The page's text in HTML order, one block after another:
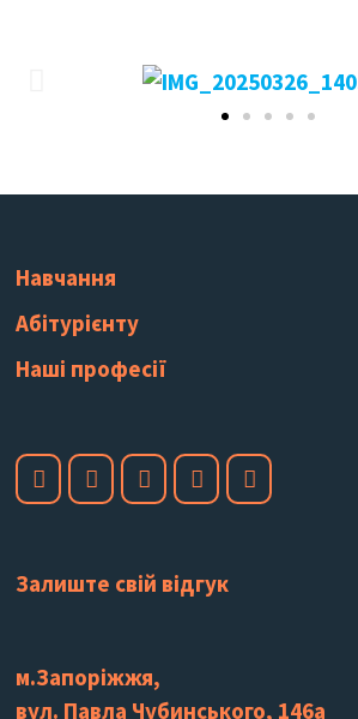
Навчання
Абітурієнту
Наші професії
Залиште свій відгук
м.Запоріжжя,
вул. Павла Чубинського, 146а